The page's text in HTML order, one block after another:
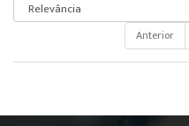
Anterior